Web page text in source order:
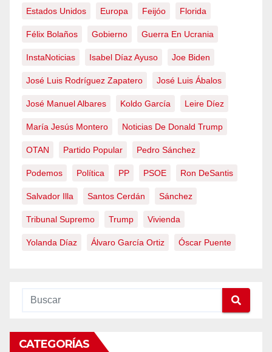
Estados Unidos Europa Feijóo Florida
Félix Bolaños Gobierno Guerra En Ucrania
InstaNoticias Isabel Díaz Ayuso Joe Biden
José Luis Rodríguez Zapatero José Luis Ábalos
José Manuel Albares Koldo García Leire Díez
María Jesús Montero Noticias De Donald Trump
OTAN Partido Popular Pedro Sánchez
Podemos Política PP PSOE Ron DeSantis
Salvador Illa Santos Cerdán Sánchez
Tribunal Supremo Trump Vivienda
Yolanda Díaz Álvaro García Ortiz Óscar Puente
CATEGORÍAS